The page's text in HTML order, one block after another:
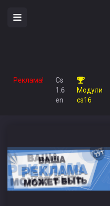
Реклама!
Cs
1.6
en
Модули
cs16